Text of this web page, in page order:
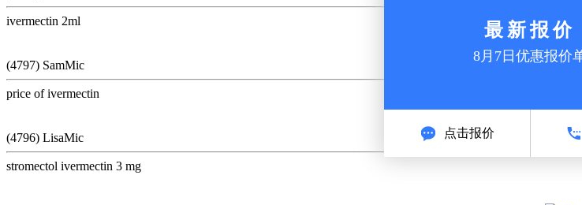
ivermectin 2ml
(4797) SamMic
price of ivermectin
(4796) LisaMic
stromectol ivermectin 3 mg